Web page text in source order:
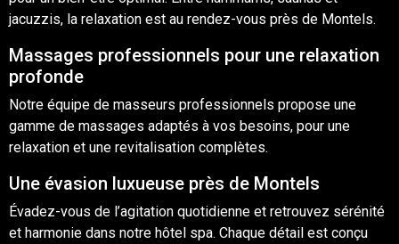
jacuzzis, la relaxation est au rendez-vous près de Montels.
Massages professionnels pour une relaxation
profonde
Notre équipe de masseurs professionnels propose une
gamme de massages adaptés à vos besoins, pour une
relaxation et une revitalisation complètes.
Une évasion luxueuse près de Montels
Évadez-vous de l’agitation quotidienne et retrouvez sérénité
et harmonie dans notre hôtel spa. Chaque détail est conçu